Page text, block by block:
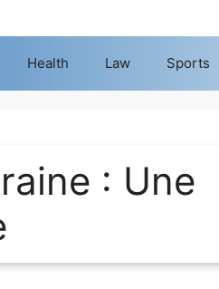
Health Law Sports
: Une